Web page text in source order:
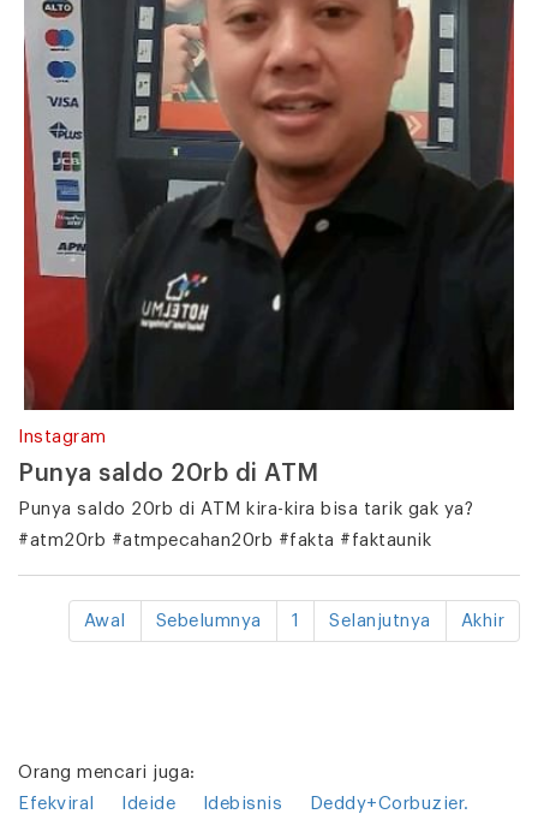
Instagram
Punya saldo 20rb di ATM
Punya saldo 20rb di ATM kira-kira bisa tarik gak ya?
#atm20rb #atmpecahan20rb #fakta #faktaunik
Awal Sebelumnya 1 Selanjutnya Akhir
Orang mencari juga:
Efekviral
Ideide Idebisnis Deddy+Corbuzier.